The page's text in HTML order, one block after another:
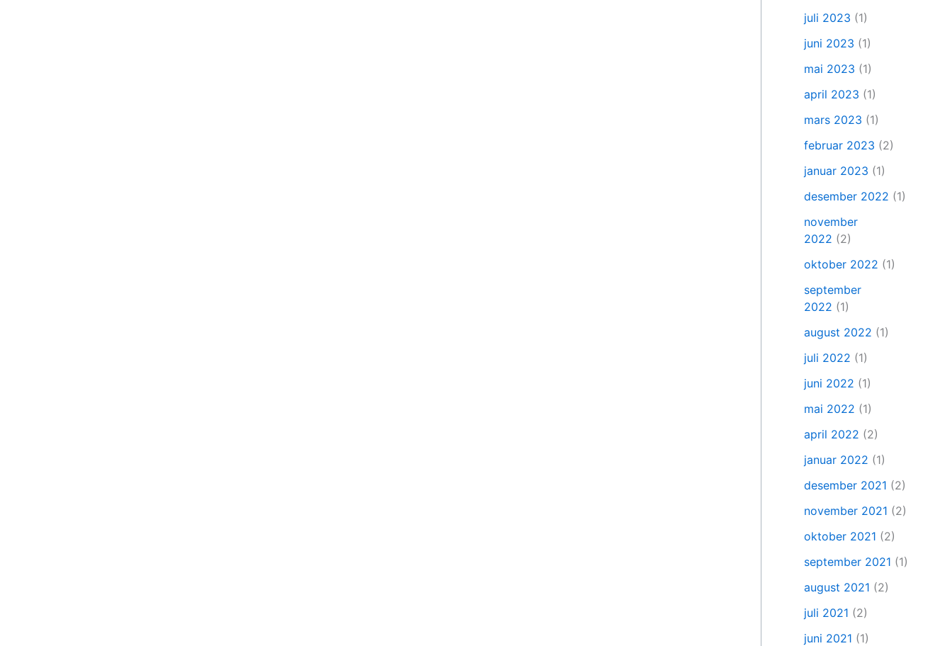
juli 2023 (1)
juni 2023 (1)
mai 2023 (1)
april 2023 (1)
mars 2023 (1)
februar 2023 (2)
januar 2023 (1)
desember 2022 (1)
november
2022 (2)
oktober 2022 (1)
september
2022 (1)
august 2022 (1)
juli 2022 (1)
juni 2022 (1)
mai 2022 (1)
april 2022 (2)
januar 2022 (1)
desember 2021 (2)
november 2021 (2)
oktober 2021 (2)
september 2021 (1)
august 2021 (2)
juli 2021 (2)
juni 2021 (1)